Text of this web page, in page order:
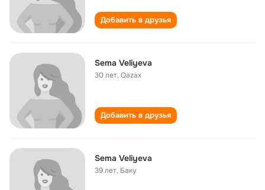
Добавить в друзья
Sema Veliyeva
30 лет,Qazax
Добавить в друзья
Sema Veliyeva
39 лет, Баку